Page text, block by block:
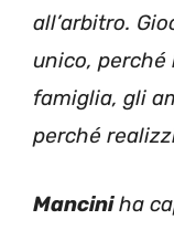
all’arbitro.
unico,
famiglia, gli
perché
Manciniha